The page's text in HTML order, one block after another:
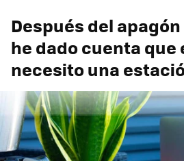
Después del
he dado cuenta que
necesito una